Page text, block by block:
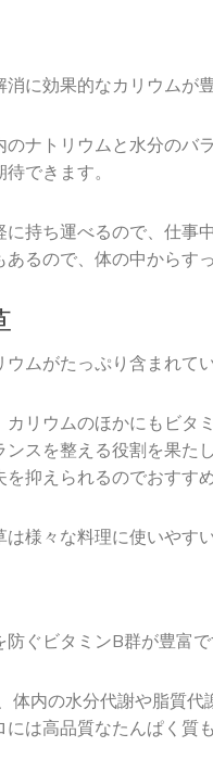
に効果的なカリウムが
のナトリウムと水分のバ
できます。
に持ち運べるので、仕事
るので、体の中からす
ムがたっぷり含まれてい
カリウムのほかにもビタ
ンスを整える役割を果た
抑えられるのでおすすめ
は様々な料理に使いやす
ぐビタミンB群が豊富で
体内の水分代謝や脂質
には高品質なたんぱく質